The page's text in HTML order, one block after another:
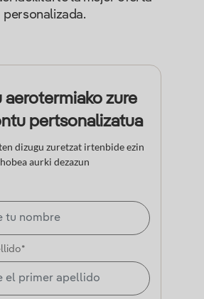
personalizada.
aerotermiako zure
pertsonalizatua
dizugu zuretzat irtenbide ezin
hobea aurki dezazun